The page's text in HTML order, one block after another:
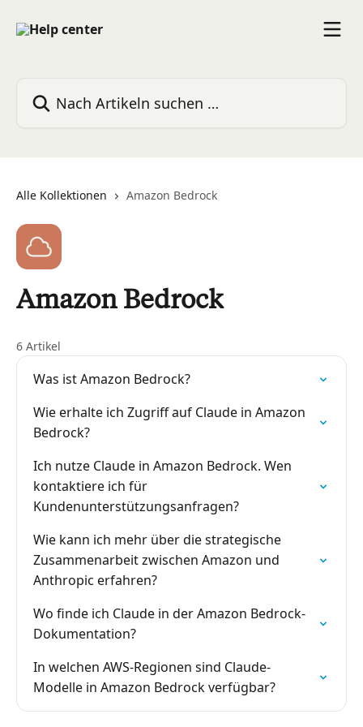
Alle Kollektionen Amazon Bedrock
Amazon Bedrock
6 Artikel
Was ist Amazon Bedrock?
Wie erhalte ich Zugriff auf Claude in Amazon
Bedrock?
Ich nutze Claude in Amazon Bedrock. Wen
kontaktiere ich für
Kundenunterstützungsanfragen?
Wie kann ich mehr über die strategische
Zusammenarbeit zwischen Amazon und
Anthropic erfahren?
Wo finde ich Claude in der Amazon Bedrock-
Dokumentation?
In welchen AWS-Regionen sind Claude-
Modelle in Amazon Bedrock verfügbar?